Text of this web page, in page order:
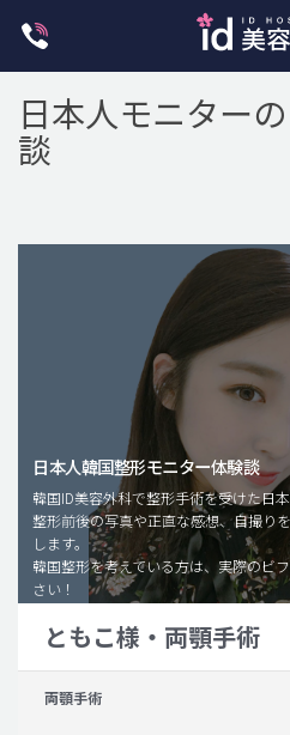
脂肪注入(アンチエイジング)
豊胸手術・バストアップ
プチ整形
脂肪吸引 (大容量)
idニュース
日本人モニター
談
日本人韓国整形モニター体験談
韓国ID美容外科で整形手術を受けた日
整形前後の写真や正直な感想、自撮り
します。
韓国整形を考えている方は、実際のビ
さい！
ともこ様・両顎手術
両顎手術